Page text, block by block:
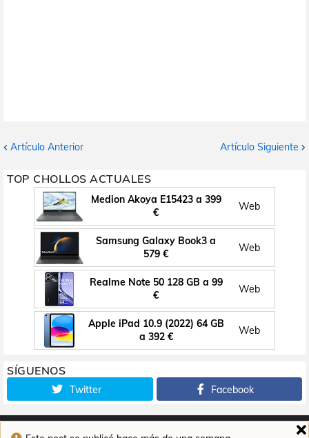
Artículo Anterior Artículo Siguiente
TOP CHOLLOS ACTUALES
Medion Akoya E15423 a 399
€
Web
Samsung Galaxy Book3 a
579 €
Web
Realme Note 50 128 GB a 99
€
Web
Apple iPad 10.9 (2022) 64 GB
a 392 €
Web
SÍGUENOS
Twitter Facebook